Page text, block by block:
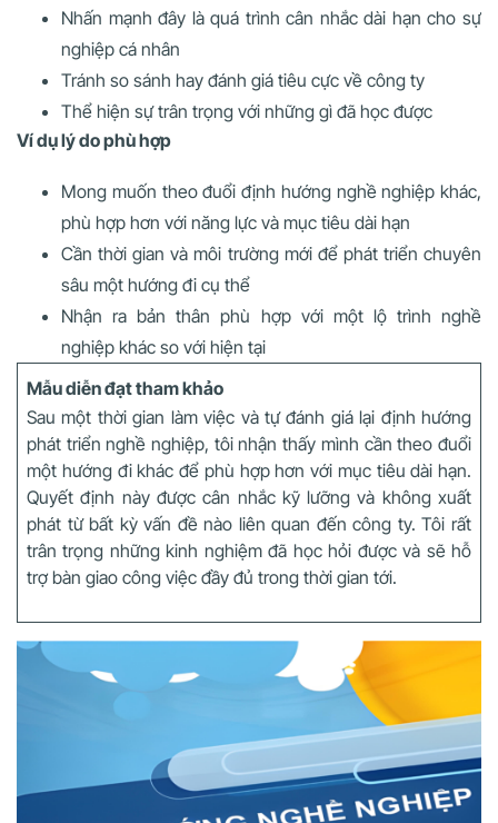
Nhấn mạnh đây là quá trình cân nhắc dài hạn cho sự
nghiệp cá nhân
Tránh so sánh hay đánh giá tiêu cực về công ty
Thể hiện sự trân trọng với những gì đã học được
Ví dụ lý do phù hợp
Mong muốn theo đuổi định hướng nghề nghiệp khác,
phù hợp hơn với năng lực và mục tiêu dài hạn
Cần thời gian và môi trường mới để phát triển chuyên
sâu một hướng đi cụ thể
Nhận ra bản thân phù hợp với một lộ trình nghề
nghiệp khác so với hiện tại
Mẫu diễn đạt tham khảo
Sau một thời gian làm việc và tự đánh giá lại định hướng
phát triển nghề nghiệp, tôi nhận thấy mình cần theo đuổi
một hướng đi khác để phù hợp hơn với mục tiêu dài hạn.
Quyết định này được cân nhắc kỹ lưỡng và không xuất
phát từ bất kỳ vấn đề nào liên quan đến công ty. Tôi rất
trân trọng những kinh nghiệm đã học hỏi được và sẽ hỗ
trợ bàn giao công việc đầy đủ trong thời gian tới.